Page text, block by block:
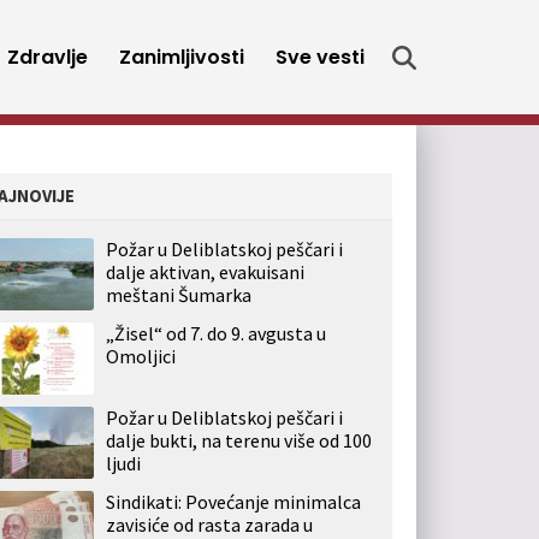
Zdravlje Zanimljivosti Sve vesti
Požar u Deliblatskoj peščari i
dalje aktivan, evakuisani
meštani Šumarka
„Žisel“ od 7. do 9. avgusta u
Omoljici
Požar u Deliblatskoj peščari i
dalje bukti, na terenu više od 100
ljudi
Sindikati: Povećanje minimalca
zavisiće od rasta zarada u